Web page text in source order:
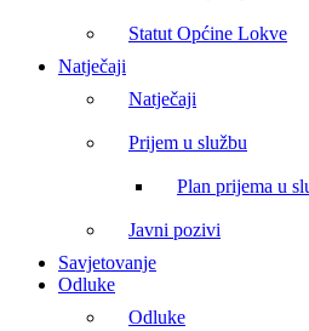
Statut Općine Lokve
Natječaji
Natječaji
Prijem u službu
Plan prijema u
Javni pozivi
Savjetovanje
Odluke
Odluke